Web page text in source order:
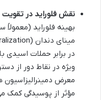
نقش فلوراید در تقویت
بهینه فلوراید (معمولاً
در برابر حملات اسیدی
ویژه در نقاط دور از
معرض
مؤثر از پوسیدگی کمک